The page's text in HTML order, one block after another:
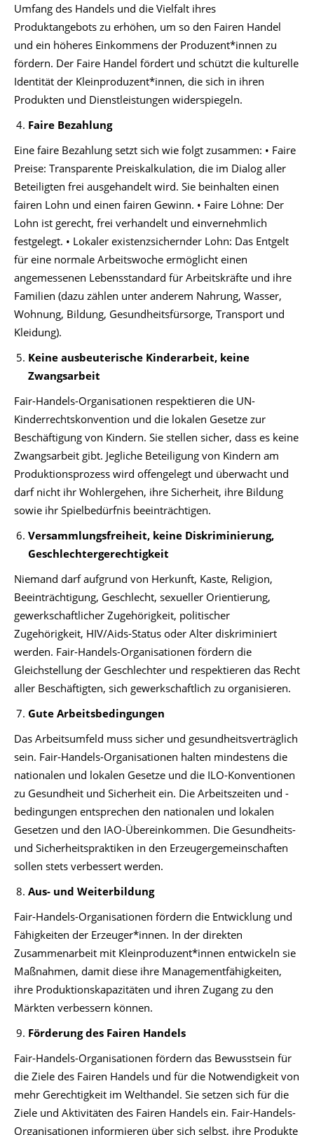
Umfang des Handels und die Vielfalt ihres
Produktangebots zu erhöhen, um so den Fairen Handel
und ein höheres Einkommens der Produzent*innen zu
fördern. Der Faire Handel fördert und schützt die kulturelle
Identität der Kleinproduzent*innen, die sich in ihren
Produkten und Dienstleistungen widerspiegeln.
Faire Bezahlung
Eine faire Bezahlung setzt sich wie folgt zusammen: • Faire
Preise: Transparente Preiskalkulation, die im Dialog aller
Beteiligten frei ausgehandelt wird. Sie beinhalten einen
fairen Lohn und einen fairen Gewinn. • Faire Löhne: Der
Lohn ist gerecht, frei verhandelt und einvernehmlich
festgelegt. • Lokaler existenzsichernder Lohn: Das Entgelt
für eine normale Arbeitswoche ermöglicht einen
angemessenen Lebensstandard für Arbeitskräfte und ihre
Familien (dazu zählen unter anderem Nahrung, Wasser,
Wohnung, Bildung, Gesundheitsfürsorge, Transport und
Kleidung).
Keine ausbeuterische Kinderarbeit, keine
Zwangsarbeit
Fair-Handels-Organisationen respektieren die UN-
Kinderrechtskonvention und die lokalen Gesetze zur
Beschäftigung von Kindern. Sie stellen sicher, dass es keine
Zwangsarbeit gibt. Jegliche Beteiligung von Kindern am
Produktionsprozess wird offengelegt und überwacht und
darf nicht ihr Wohlergehen, ihre Sicherheit, ihre Bildung
sowie ihr Spielbedürfnis beeinträchtigen.
Versammlungsfreiheit, keine Diskriminierung,
Geschlechtergerechtigkeit
Niemand darf aufgrund von Herkunft, Kaste, Religion,
Beeinträchtigung, Geschlecht, sexueller Orientierung,
gewerkschaftlicher Zugehörigkeit, politischer
Zugehörigkeit, HIV/Aids-Status oder Alter diskriminiert
werden. Fair-Handels-Organisationen fördern die
Gleichstellung der Geschlechter und respektieren das Recht
aller Beschäftigten, sich gewerkschaftlich zu organisieren.
Gute Arbeitsbedingungen
Das Arbeitsumfeld muss sicher und gesundheitsverträglich
sein. Fair-Handels-Organisationen halten mindestens die
nationalen und lokalen Gesetze und die ILO-Konventionen
zu Gesundheit und Sicherheit ein. Die Arbeitszeiten und -
bedingungen entsprechen den nationalen und lokalen
Gesetzen und den IAO-Übereinkommen. Die Gesundheits-
und Sicherheitspraktiken in den Erzeugergemeinschaften
sollen stets verbessert werden.
Aus- und Weiterbildung
Fair-Handels-Organisationen fördern die Entwicklung und
Fähigkeiten der Erzeuger*innen. In der direkten
Zusammenarbeit mit Kleinproduzent*innen entwickeln sie
Maßnahmen, damit diese ihre Managementfähigkeiten,
ihre Produktionskapazitäten und ihren Zugang zu den
Märkten verbessern können.
Förderung des Fairen Handels
Fair-Handels-Organisationen fördern das Bewusstsein für
die Ziele des Fairen Handels und für die Notwendigkeit von
mehr Gerechtigkeit im Welthandel. Sie setzen sich für die
Ziele und Aktivitäten des Fairen Handels ein. Fair-Handels-
Organisationen informieren über sich selbst, ihre Produkte